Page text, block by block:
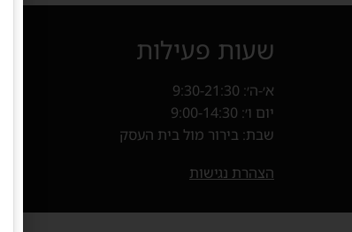
שעות פעילות
א׳-ה׳: 9:30-21:30
יום ו׳: 9:00-14:30
שבת: בירור מול בית העסק
הצהרת נגישות